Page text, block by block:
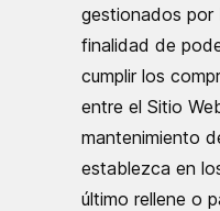
gestionados por
finalidad de
cumplir los
entre el Sitio
mantenimiento
establezca en
último rellene o